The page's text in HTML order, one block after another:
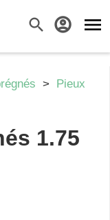
search account_circle menu
> Pieux
1.75